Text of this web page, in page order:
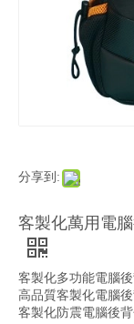
分享到:
客製化萬用電
客製化多功能電腦
高品質客製化電腦
客製化防震電腦後